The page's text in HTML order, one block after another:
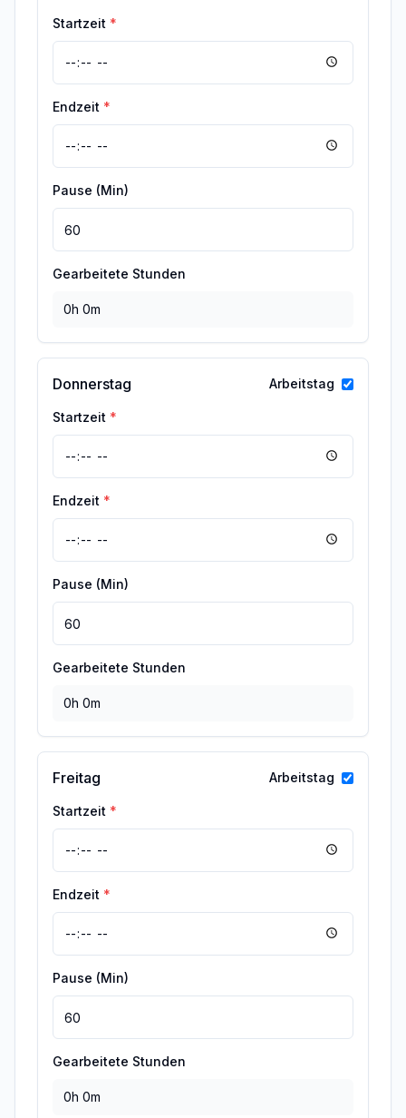
Startzeit *
Endzeit *
Pause (Min)
Gearbeitete Stunden
0h 0m
Donnerstag Arbeitstag
Startzeit *
Endzeit *
Pause (Min)
Gearbeitete Stunden
0h 0m
Freitag Arbeitstag
Startzeit *
Endzeit *
Pause (Min)
Gearbeitete Stunden
0h 0m